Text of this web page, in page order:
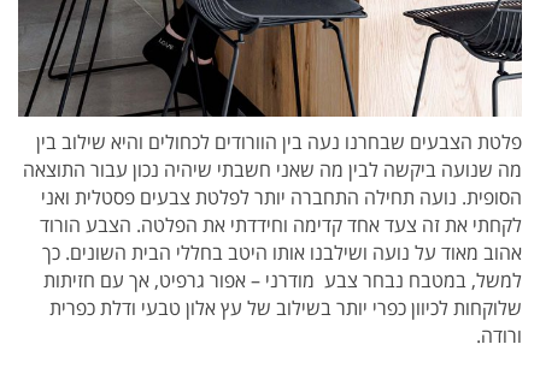
פלטת הצבעים שבחרנו נעה בין הוורודים לכחולים והיא שילוב בין
מה שנועה ביקשה לבין מה שאני חשבתי שיהיה נכון עבור התוצאה
הסופית. נועה תחילה התחברה יותר לפלטת צבעים פסטלית ואני
לקחתי את זה צעד אחד קדימה וחידדתי את הפלטה. הצבע הורוד
אהוב מאוד על נועה ושילבנו אותו היטב בחללי הבית השונים. כך
למשל, במטבח נבחר צבע מודרני – אפור גרפיט, אך עם חזיתות
שלוקחות לכיוון כפרי יותר בשילוב של עץ אלון טבעי ודלת כפרית
ורודה.